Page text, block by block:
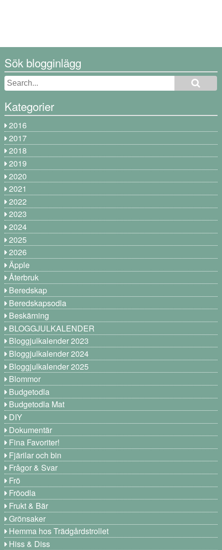
Sök blogginlägg
Kategorier
2016
2017
2018
2019
2020
2021
2022
2023
2024
2025
2026
Äpple
Återbruk
Beredskap
Beredskapsodla
Beskärning
BLOGGJULKALENDER
Bloggjulkalender 2023
Bloggjulkalender 2024
Bloggjulkalender 2025
Blommor
Budgetodla
Budgetodla Mat
DIY
Dokumentär
Fina Favoriter!
Fjärilar och bin
Frågor & Svar
Frö
Fröodla
Frukt & Bär
Grönsaker
Hemma hos Trädgårdstrollet
Hiss & Diss